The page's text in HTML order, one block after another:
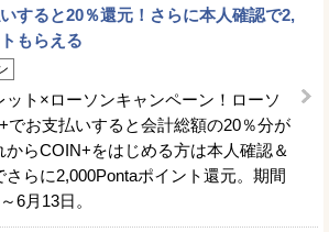
すると20％還元！さらに本人確認で2,
もらえる
ット×ローソンキャンペーン！ローソ
でお支払いすると会計総額の20％分が
からCOIN+をはじめる方は本人確認＆
さらに2,000Pontaポイント還元。期間
6月13日。